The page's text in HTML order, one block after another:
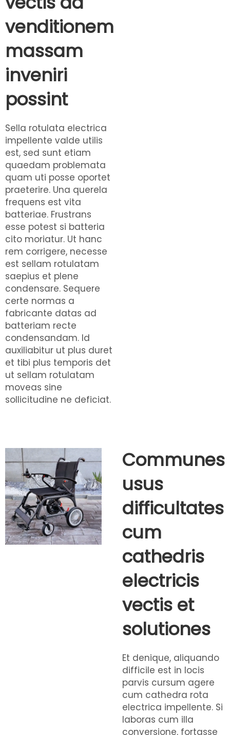
venditionem
massam
inveniri
possint
Sella rotulata electrica
impellente valde utilis
est, sed sunt etiam
quaedam problemata
quam uti posse oportet
praeterire. Una querela
frequens est vita
batteriae. Frustrans
esse potest si batteria
cito moriatur. Ut hanc
rem corrigere, necesse
est sellam rotulatam
saepius et plene
condensare. Sequere
certe normas a
fabricante datas ad
batteriam recte
condensandam. Id
auxiliabitur ut plus duret
et tibi plus temporis det
ut sellam rotulatam
moveas sine
sollicitudine ne deficiat.
Communes
usus
difficultates
cum
cathedris
electricis
vectis et
solutiones
Et denique, aliquando
difficile est in locis
parvis cursum agere
cum cathedra rota
electrica impellente. Si
laboras cum illa
conversione, fortasse